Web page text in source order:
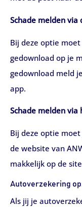
Schade melden via
Bij deze optie
gedownload op je
gedownload meld
app.
Schade melden
Bij deze optie
de website van
makkelijk op de
Autoverzekering
Als jij je